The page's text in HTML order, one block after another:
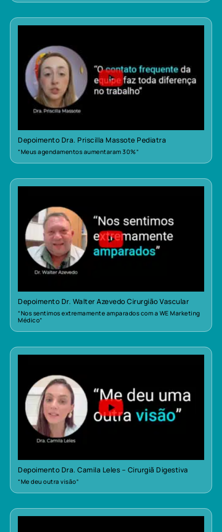
Depoimento Dra. Priscilla Massote Pediatra
“Meus agendamentos aumentaram 30%”
Depoimento Dr. Walter Azevedo Cirurgião Vascular
“Nos sentimos extremamente amparados com a WE Marketing
Médico”
Depoimento Dra. Camila Leles – Cirurgiã Digestiva
“Me deu outra visão”